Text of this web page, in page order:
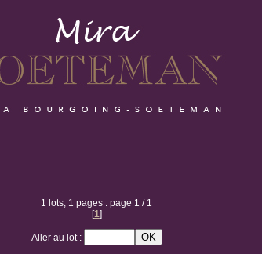
1 lots, 1 pages : page 1 / 1
[1]
Aller au lot :